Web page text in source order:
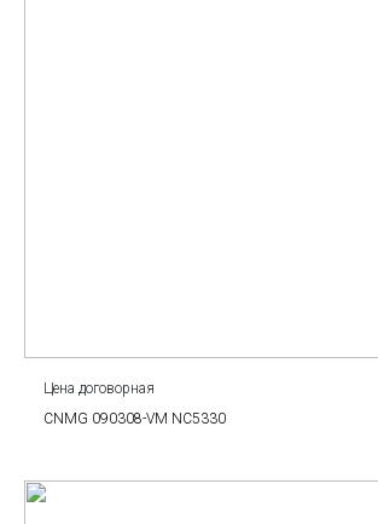
Цена договорная
CNMG 090308-VM NC5330